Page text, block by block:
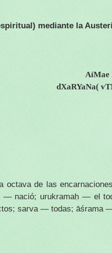
mediante la
AíMae
dXaRYaNa(
octava de las
— nació; urukramaḥ — el
sarva — todas; āśrama